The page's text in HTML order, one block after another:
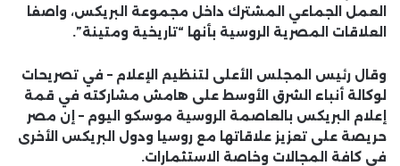
العمل الجماعي المشترك داخل مجموعة البريكس، واصفا
العلاقات المصرية الروسية بأنها “تاريخية ومتينة”.
وقال رئيس المجلس الأعلى لتنظيم الإعلام – في تصريحات
لوكالة أنباء الشرق الأوسط على هامش مشاركته في قمة
إعلام البريكس بالعاصمة الروسية موسكو اليوم – إن مصر
حريصة على تعزيز علاقاتها مع روسيا ودول البريكس الأخرى
في كافة المجالات وخاصة الاستثمارات.